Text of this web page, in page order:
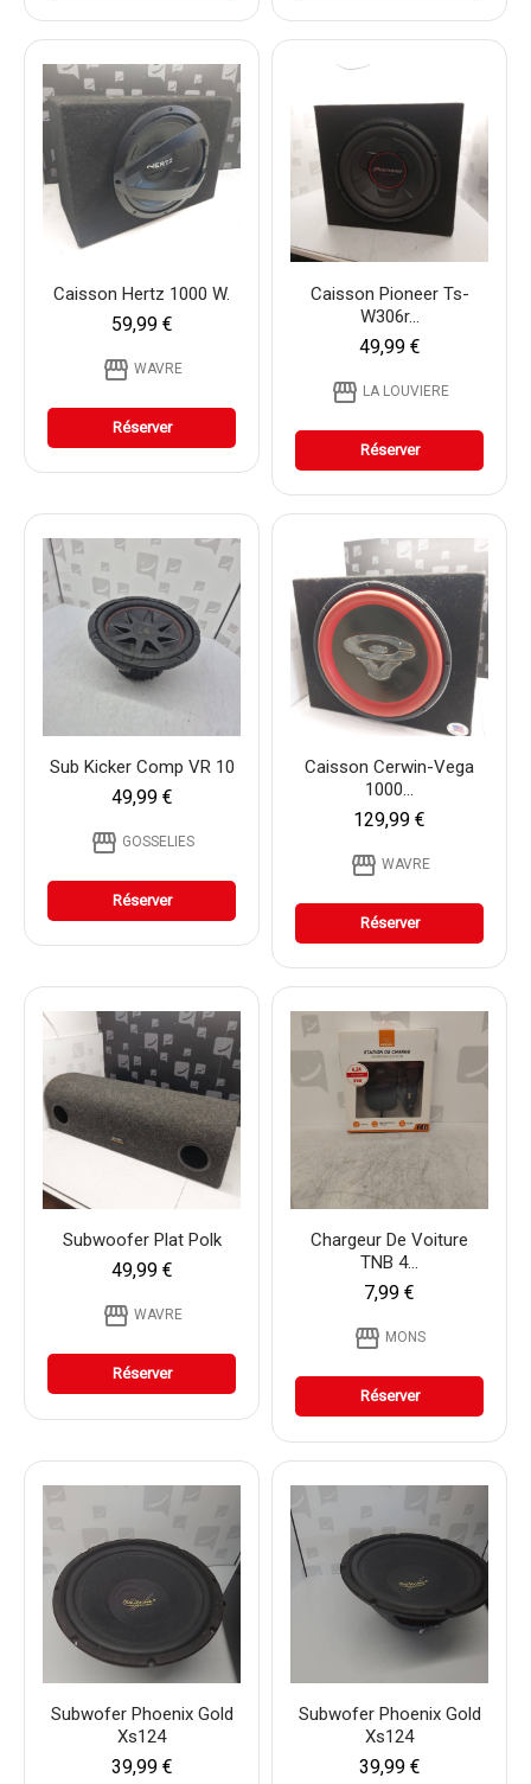
Caisson Hertz 1000 W.
59,99 €
storefront WAVRE
Réserver
Caisson Pioneer Ts-
W306r...
49,99 €
storefront LA LOUVIERE
Réserver
Sub Kicker Comp VR 10
49,99 €
storefront GOSSELIES
Réserver
Caisson Cerwin-Vega
1000...
129,99 €
storefront WAVRE
Réserver
Subwoofer Plat Polk
49,99 €
storefront WAVRE
Réserver
Chargeur De Voiture
TNB 4...
7,99 €
storefront MONS
Réserver
Subwofer Phoenix Gold
Xs124
39,99 €
Subwofer Phoenix Gold
Xs124
39,99 €